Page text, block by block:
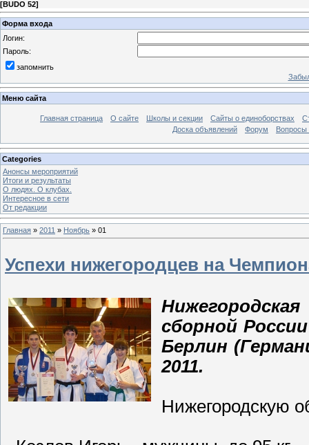
[BUDO 52]
Форма входа
Логин:
Пароль:
запомнить
Меню сайта
Главная страница О сайте Школы и секции Сайты о единоборствах
Доска объявлений
Форум Вопросы
Categories
Анонсы мероприятий
Итоги и результаты
О людях. О клубах.
Интересное в сети
От редакции
Главная » 2011 » Ноябрь » 01
Успехи нижегородцев на
сборной
Берлин
2011.
Нижегородскую